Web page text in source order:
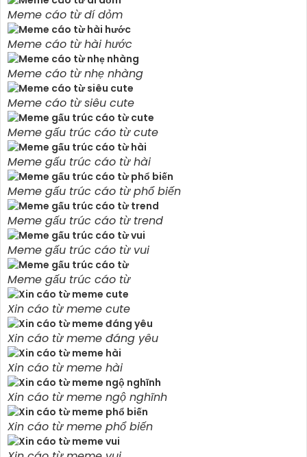
Meme cáo từ dí dỏm
Meme cáo từ hài hước
Meme cáo từ nhẹ nhàng
Meme cáo từ siêu cute
Meme gấu trúc cáo từ cute
Meme gấu trúc cáo từ hài
Meme gấu trúc cáo từ phổ biến
Meme gấu trúc cáo từ trend
Meme gấu trúc cáo từ vui
Meme gấu trúc cáo từ
Xin cáo từ meme cute
Xin cáo từ meme đáng yêu
Xin cáo từ meme hài
Xin cáo từ meme ngộ nghĩnh
Xin cáo từ meme phổ biến